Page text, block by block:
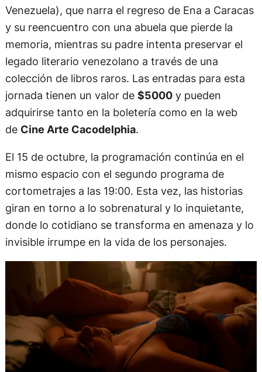
Venezuela), que narra el regreso de Ena a Caracas
y su reencuentro con una abuela que pierde la
memoria, mientras su padre intenta preservar el
legado literario venezolano a través de una
colección de libros raros. Las entradas para esta
jornada tienen un valor de $5000y pueden
adquirirse tanto en la boletería como en la web
de Cine Arte Cacodelphia.
El 15 de octubre, la programación continúa en el
mismo espacio con el segundo programa de
cortometrajes a las 19:00. Esta vez, las historias
giran en torno a lo sobrenatural y lo inquietante,
donde lo cotidiano se transforma en amenaza y lo
invisible irrumpe en la vida de los personajes.